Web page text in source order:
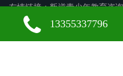
友情链接：叛逆青少年教育咨询
学校
禄劝叛逆青少年教育
13355337796